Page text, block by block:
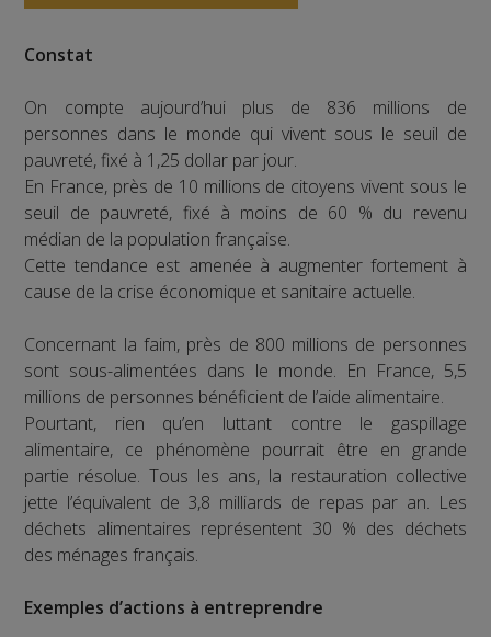
Constat
On compte aujourd’hui plus de 836 millions de
personnes dans le monde qui vivent sous le seuil de
pauvreté, fixé à 1,25 dollar par jour.
En France, près de 10 millions de citoyens vivent sous le
seuil de pauvreté, fixé à moins de 60 % du revenu
médian de la population française.
Cette tendance est amenée à augmenter fortement à
cause de la crise économique et sanitaire actuelle.
Concernant la faim, près de 800 millions de personnes
sont sous-alimentées dans le monde. En France, 5,5
millions de personnes bénéficient de l’aide alimentaire.
Pourtant, rien qu’en luttant contre le gaspillage
alimentaire, ce phénomène pourrait être en grande
partie résolue. Tous les ans, la restauration collective
jette l’équivalent de 3,8 milliards de repas par an. Les
déchets alimentaires représentent 30 % des déchets
des ménages français.
Exemples d’actions à entreprendre